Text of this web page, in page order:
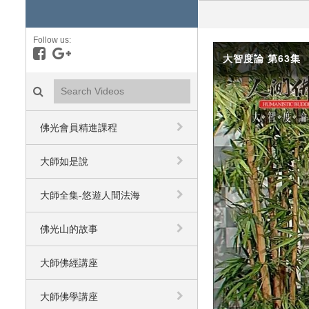
Follow us:
Like on Facebook
Follow on Google+
Search videos icon
佛光會員精進課程
大師如是說
大師全集-悠遊人間法海
佛光山的故事
大師佛經講座
大師佛學講座
大智度論 第63集